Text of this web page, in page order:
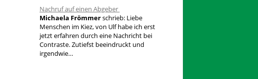
Nachruf auf einen Abgeber
Michaela Frömmerschrieb: Liebe
Menschen im Kiez, von Ulf habe ich erst
jetzt erfahren durch eine Nachricht bei
Contraste. Zutiefst beeindruckt und
irgendwie…